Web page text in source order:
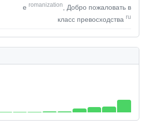
e romanization
, Добро пожаловать в
класс превосходства ru